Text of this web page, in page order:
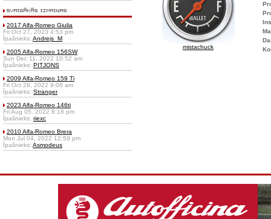
2017 Alfa-Romeo Giulia
Fri Oct 27, 2023 4:53 pm
Īpašnieks: Andrejs_M
2005 Alfa-Romeo 156SW
Sun Dec 11, 2022 10:52 am
Īpašnieks: PITJONS
2009 Alfa-Romeo 159 Ti
Fri Oct 28, 2022 9:06 am
Īpašnieks: Stranger
2023 Alfa-Romeo 146ti
Fri Aug 05, 2022 8:18 pm
Īpašnieks: riexc
2010 Alfa-Romeo Brera
Mon Jul 04, 2022 12:59 pm
Īpašnieks: Asmodeus
mistachuck